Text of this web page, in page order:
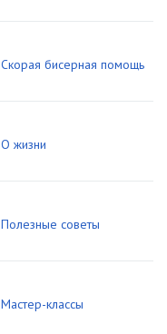
Скорая бисерная помощь
О жизни
Полезные советы
Мастер-классы